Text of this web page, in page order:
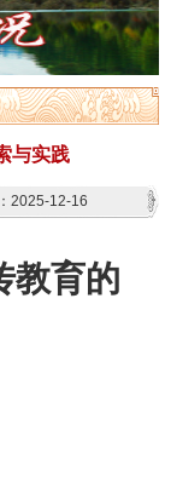
与实践
2025-12-16
教育的